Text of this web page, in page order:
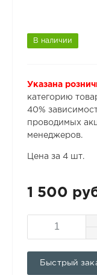
В наличии
Указана
категорию
40%
проводимых
менеджеров.
Цена за 4 шт.
1 500
Быстрый